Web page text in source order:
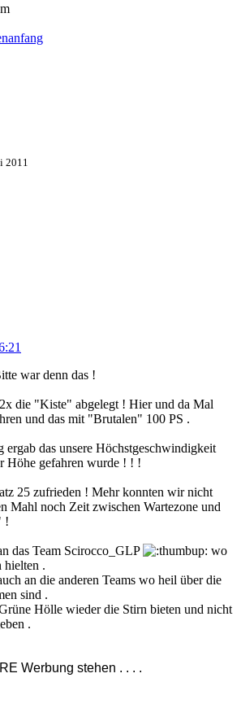
2011
war denn das !
die "Kiste" abgelegt ! Hier und da Mal
und das mit "Brutalen" 100 PS .
ergab das unsere Höchstgeschwindigkeit
Höhe gefahren wurde ! ! !
25 zufrieden ! Mehr konnten wir nicht
Mahl noch Zeit zwischen Wartezone und
!
das Team Scirocco_GLP
wo
hielten .
an die anderen Teams wo heil über die
sind .
Hölle wieder die Stirn bieten und nicht
.
Werbung stehen . . . .